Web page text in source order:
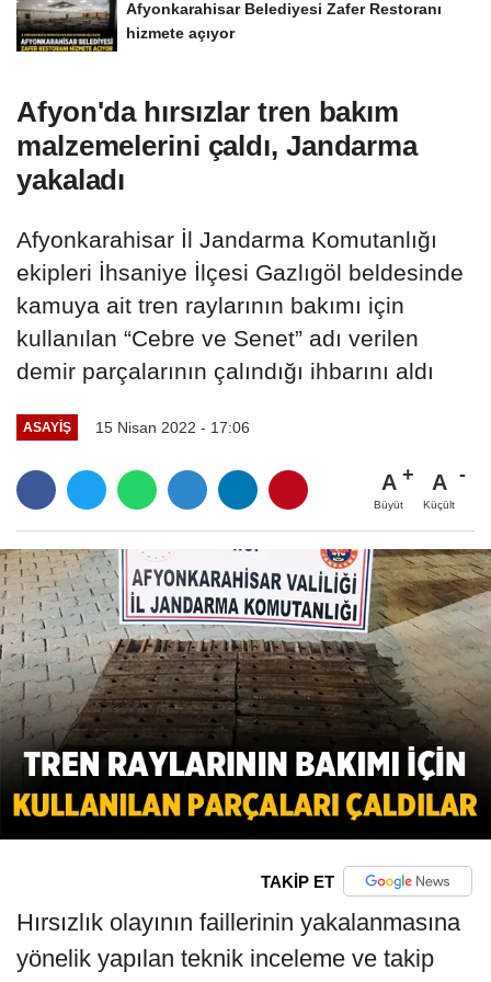
Afyonkarahisar Belediyesi Zafer Restoranı
hizmete açıyor
Afyon'da hırsızlar tren bakım
malzemelerini çaldı, Jandarma
yakaladı
Afyonkarahisar İl Jandarma Komutanlığı
ekipleri İhsaniye İlçesi Gazlıgöl beldesinde
kamuya ait tren raylarının bakımı için
kullanılan “Cebre ve Senet” adı verilen
demir parçalarının çalındığı ihbarını aldı
ASAYIŞ 15 Nisan 2022 - 17:06
A
Büyüt
A
Küçült
TAKİP ET
Hırsızlık olayının faillerinin yakalanmasına
yönelik yapılan teknik inceleme ve takip